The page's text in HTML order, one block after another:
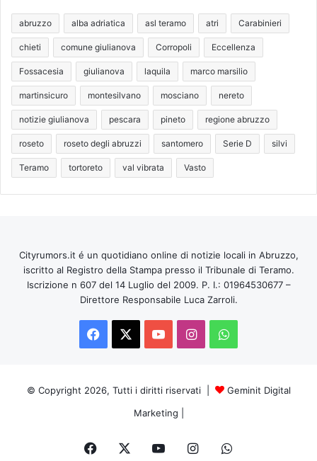
abruzzo alba adriatica asl teramo atri Carabinieri
chieti comune giulianova Corropoli Eccellenza
Fossacesia giulianova laquila marco marsilio
martinsicuro montesilvano mosciano nereto
notizie giulianova pescara pineto regione abruzzo
roseto roseto degli abruzzi santomero Serie D silvi
Teramo tortoreto val vibrata Vasto
Cityrumors.it é un quotidiano online di notizie locali in Abruzzo,
iscritto al Registro della Stampa presso il Tribunale di Teramo.
Iscrizione n 607 del 14 Luglio del 2009. P. I.: 01964530677 –
Direttore Responsabile Luca Zarroli.
Facebook
You InstagramWhatsApp
© Copyright 2026, Tutti i diritti riservati |
Geminit Digital
Marketing
Facebook InstagramWhatsApp